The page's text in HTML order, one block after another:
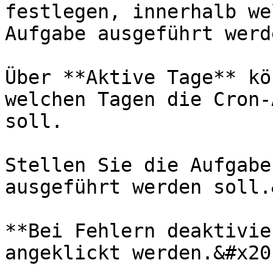
festlegen, innerhalb
Aufgabe ausgeführt
Über **Aktive Tage**
welchen Tagen die
soll.
Stellen Sie die
ausgeführt werden
**Bei Fehlern
angeklickt